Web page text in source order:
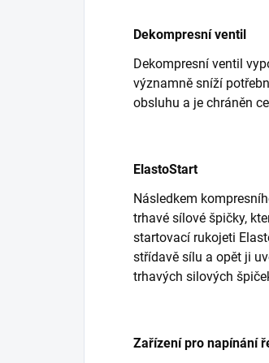
Dekompresní ventil
Dekompresní ventil
významně sníží
obsluhu a je chráněn
ElastoStart
Následkem
trhavé sílové špičky,
startovací rukojeti
střídavě sílu a opět ji
trhavých silových
Zařízení pro napínání